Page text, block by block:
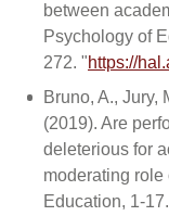
between
Psychology of
272. "https://
Bruno, A., Jury,
(2019). Are
deleterious for
moderating
Education, 1-